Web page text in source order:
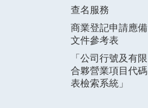
查名服務
商業登記申請應備
文件參考表
「公司行號及有限
合夥營業項目代碼
表檢索系統」